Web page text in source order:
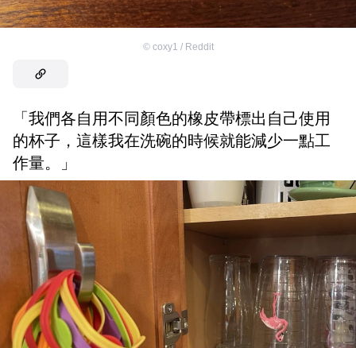
© coxy1 / Reddit
「我們各自用不同顏色的橡皮帶標出自己使用
的杯子，這樣我在洗碗的時候就能減少一點工
作量。」